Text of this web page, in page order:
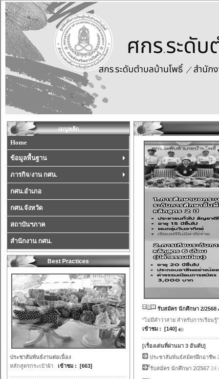
เมนูหลัก
Home
ข้อมูลพื้นฐาน
ภารกิจ/งาน กศน.
กศน.อำเภอ
กศน.จังหวัด
สถาบันฯภาค
สำนักงาน กศน.
Best Practices
ประชาสัมพันธ์งานต่อเนื่อง
หลักสูตรกระเป๋าผ้า
เข้าชม : [663]
รับสมัคร นักศึกษา 2/2568
“ไม่มีคำว่าสาย สำหรับการเรียน
เข้าชม : [140]
[เรื่องเด่นที่ผ่านมา 3 อันดับ]
ประชาสัมพันธ์สมัครฝึกอาชีพ
ีัรับสมัคร นักศึกษา 2/2567 24